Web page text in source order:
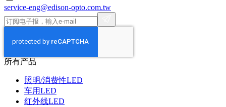
service-eng@edison-opto.com.tw
所有产品
照明/消费性LED
车用LED
红外线LED